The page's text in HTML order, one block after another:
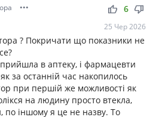
••• thumb_up thumb_down
6
25 Чер 2026
? Покричати що показники не
в аптеку, і фармацевти
за останній час накопилось
при першій же можливості як
на людину просто втекла,
по іншому я це не назву. То